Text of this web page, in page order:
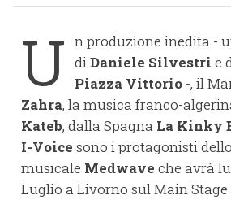
U n produzione inedita -
diDaniele Silvestri e
Piazza Vittorio -, il
Zahra, la musica franco-
Kateb, dalla Spagna La Kinky
I-Voice sono i protagonisti
musicale Medwave che avrà
Luglio a Livorno sul Main